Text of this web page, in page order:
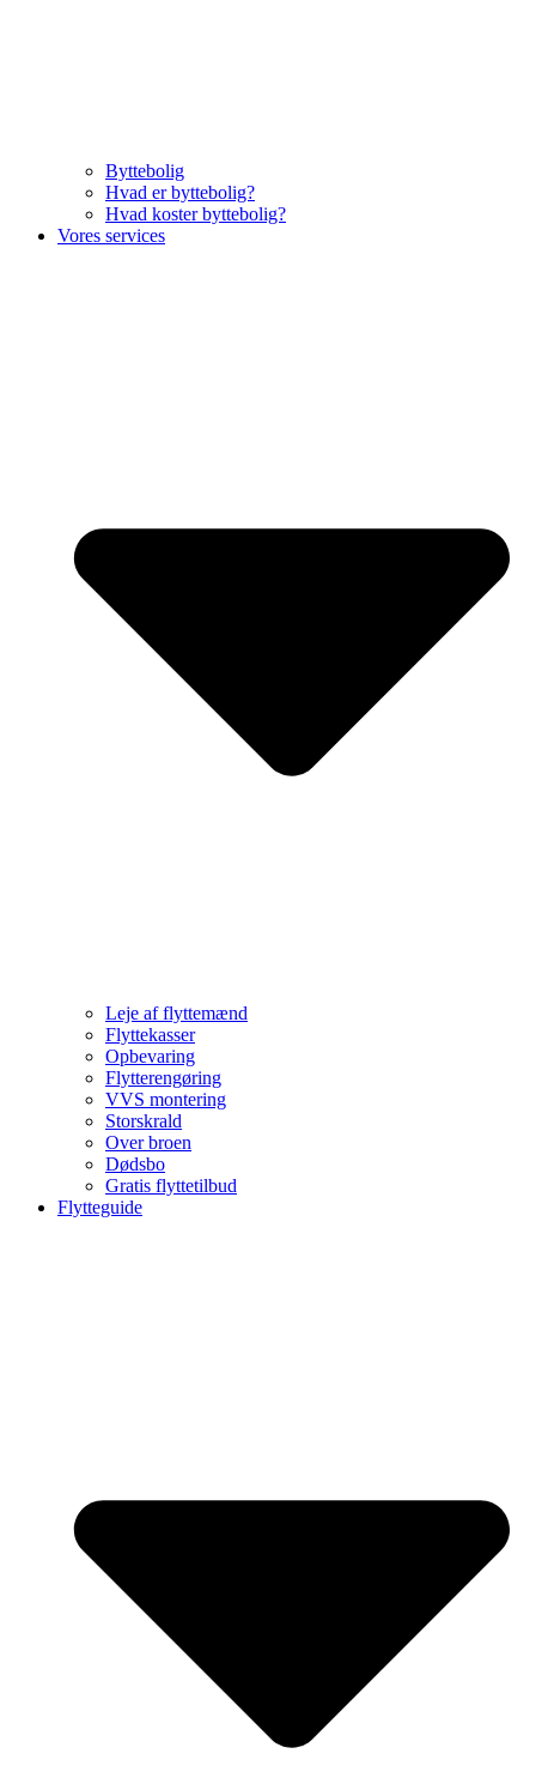
Byttebolig
Hvad er byttebolig?
Hvad koster byttebolig?
Vores services
Leje af flyttemænd
Flyttekasser
Opbevaring
Flytterengøring
VVS montering
Storskrald
Over broen
Dødsbo
Gratis flyttetilbud
Flytteguide